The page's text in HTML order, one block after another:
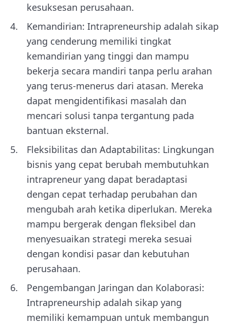
kesuksesan perusahaan.
Kemandirian: Intrapreneurship adalah sikap
yang cenderung memiliki tingkat
kemandirian yang tinggi dan mampu
bekerja secara mandiri tanpa perlu arahan
yang terus-menerus dari atasan. Mereka
dapat mengidentifikasi masalah dan
mencari solusi tanpa tergantung pada
bantuan eksternal.
Fleksibilitas dan Adaptabilitas: Lingkungan
bisnis yang cepat berubah membutuhkan
intrapreneur yang dapat beradaptasi
dengan cepat terhadap perubahan dan
mengubah arah ketika diperlukan. Mereka
mampu bergerak dengan fleksibel dan
menyesuaikan strategi mereka sesuai
dengan kondisi pasar dan kebutuhan
perusahaan.
Pengembangan Jaringan dan Kolaborasi:
Intrapreneurship adalah sikap yang
memiliki kemampuan untuk membangun